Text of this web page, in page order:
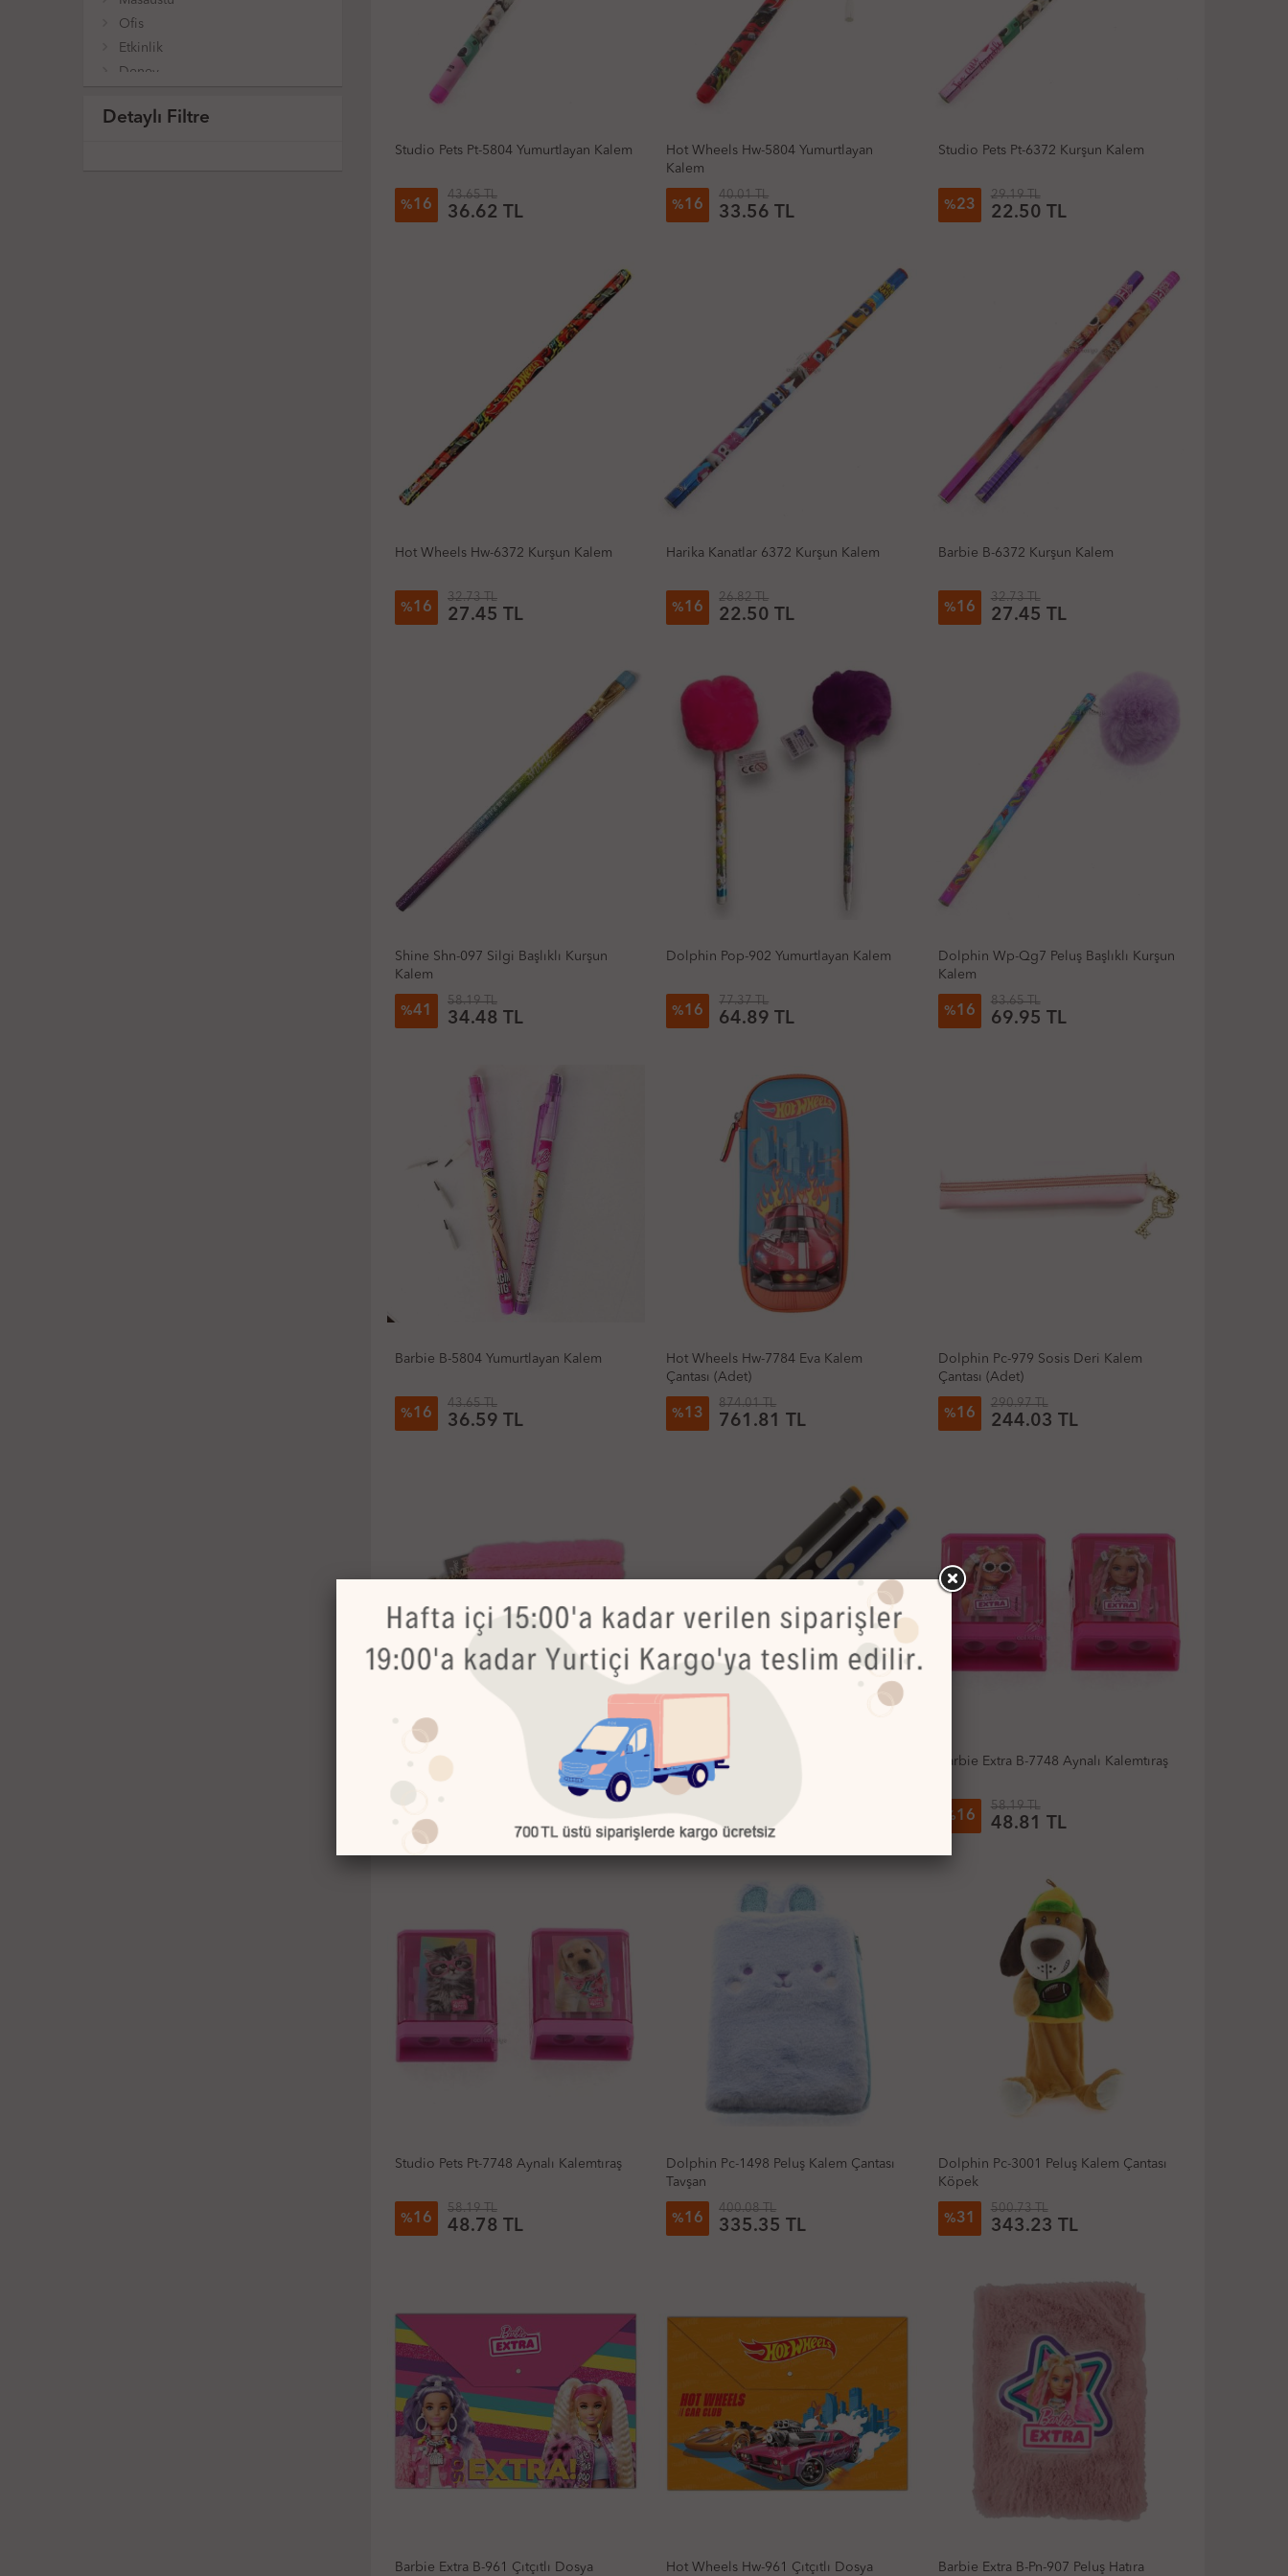
Ofis
Etkinlik
Deney
Sanat
Detaylı Filtre
Studio Pets Pt-5804 Yumurtlayan Kalem
%16
43.65 TL
36.62 TL
Hot Wheels Hw-5804 Yumurtlayan
Kalem
%16
40.01 TL
33.56 TL
Studio Pets Pt-6372 Kurşun Kalem
%23
29.19 TL
22.50 TL
Hot Wheels Hw-6372 Kurşun Kalem
%16
32.73 TL
27.45 TL
Harika Kanatlar 6372 Kurşun Kalem
%16
26.82 TL
22.50 TL
Barbie B-6372 Kurşun Kalem
%16
32.73 TL
27.45 TL
Shine Shn-097 Silgi Başlıklı Kurşun
Kalem
%41
58.19 TL
34.48 TL
Dolphin Pop-902 Yumurtlayan Kalem
%16
77.37 TL
64.89 TL
Dolphin Wp-Qg7 Peluş Başlıklı Kurşun
Kalem
%16
83.65 TL
69.95 TL
Barbie B-5804 Yumurtlayan Kalem
%16
43.65 TL
36.59 TL
Hot Wheels Hw-7784 Eva Kalem
Çantası (Adet)
%13
874.01 TL
761.81 TL
Dolphin Pc-979 Sosis Deri Kalem
Çantası (Adet)
%16
290.97 TL
244.03 TL
Dolphin Pc-978 Peluş Kalem Çantası
(Adet)
31 215.55 TL
Dolphin Dc-146 Versatil Kalem 0,9Mm
44.93 TL
Barbie Extra B-7748 Aynalı Kalemtıraş
%16
58.19 TL
48.81 TL
Studio Pets Pt-7748 Aynalı Kalemtıraş
%16
58.19 TL
48.78 TL
Dolphin Pc-1498 Peluş Kalem Çantası
Tavşan
%16
400.08 TL
335.35 TL
Dolphin Pc-3001 Peluş Kalem Çantası
Köpek
%31
500.73 TL
343.23 TL
Barbie Extra B-961 Çıtçıtlı Dosya Hot Wheels Hw-961 Çıtçıtlı Dosya
Barbie Extra B-Pn-907 Peluş Hatıra